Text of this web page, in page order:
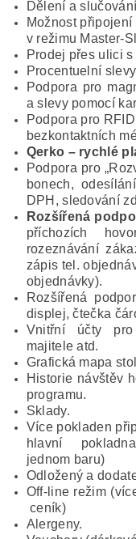
Dělení a
Možnost
v režimu Master-
Prodej přes ulici
Procentuelní
Podpora pro
a slevy pomocí
Podpora pro
bezkontaktních
Qerko – rychlé
Podpora pro
bonech,
DPH, sledování
Rozšířená
příchozích
rozeznávání
zápis tel.
objednávky).
Rozšířená
displej, čtečka
Vnitřní účty pro
majitele atd.
Grafická mapa
Historie návštěv
programu.
Sklady.
Více pokladen
hlavní
jednom baru)
Odložený a
Off-line režim
ceník)
Alergeny.